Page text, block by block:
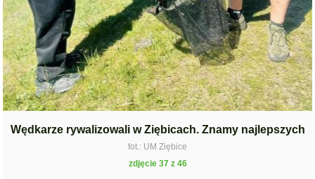
Wędkarze rywalizowali w Ziębicach. Znamy najlepszych
fot.: UM Ziębice
zdjęcie 37 z 46